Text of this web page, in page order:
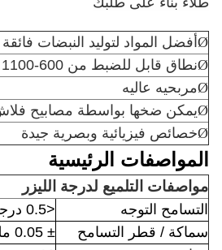
Ø أفضل المواد لتوليد النبضات
Øنطاق قابل للضبط من 600-1100 نانومتر
Øمربحيه عاليه
Øيمكن ضخها بواسطة مصابيح
Øخصائص فيزيائية وبصرية جيدة
المواصفات الرئيسية
مواصفات التلميع لدرجة الليزر
التسامح التوجه
<0.5 درجة
سماكة / قطر التسامح
± 0.05 ملم